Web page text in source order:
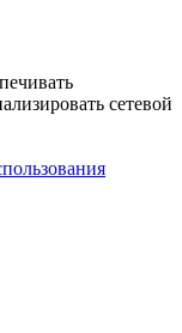
сетевой